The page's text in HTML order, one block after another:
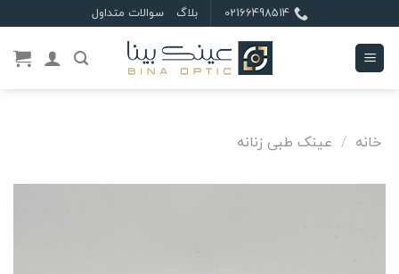
to
content
02166498514 بلاگ سوالات متداول
خانه / عینک طبی زنانه